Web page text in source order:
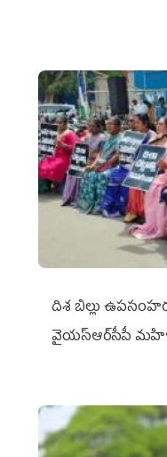
దిశ బిల్లు
వైయ‌స్ఆర్‌సీపీ